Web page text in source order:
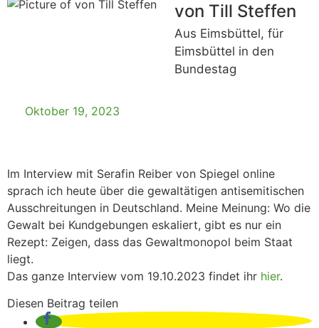
von Till Steffen
Aus Eimsbüttel, für
Eimsbüttel in den
Bundestag
Oktober 19, 2023
Im Interview mit Serafin Reiber von Spiegel online
sprach ich heute über die gewaltätigen antisemitischen
Ausschreitungen in Deutschland. Meine Meinung: Wo die
Gewalt bei Kundgebungen eskaliert, gibt es nur ein
Rezept: Zeigen, dass das Gewaltmonopol beim Staat
liegt.
Das ganze Interview vom 19.10.2023 findet ihr hier.
Diesen Beitrag teilen